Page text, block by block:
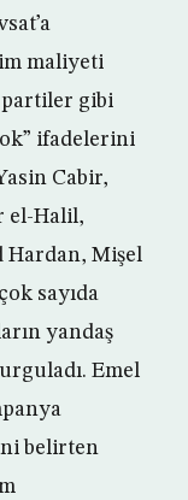
maliyeti
partiler gibi
ifadelerini
Cabir,
el-Halil,
Hardan, Mişel
sayıda
yandaş
Emel
belirten